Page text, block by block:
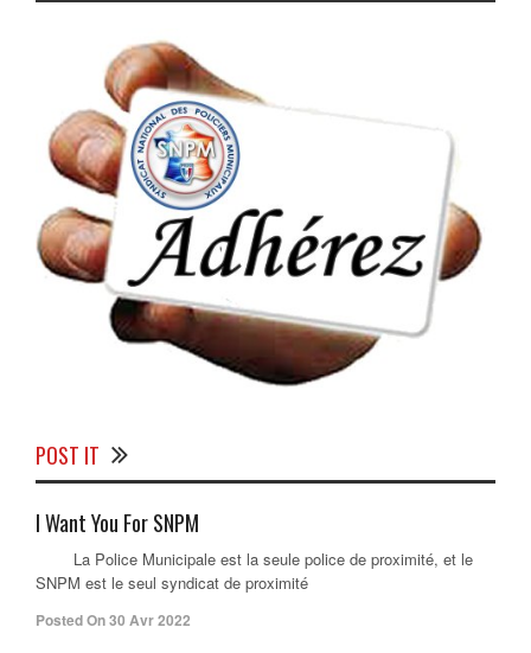
POST IT
I Want You For SNPM
La Police Municipale est la seule police de proximité, et le
SNPM est le seul syndicat de proximité
Posted On 30 Avr 2022